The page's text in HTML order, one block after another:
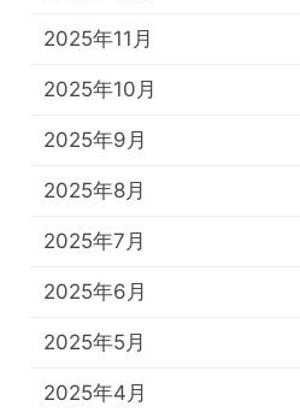
2025年11月
2025年10月
2025年9月
2025年8月
2025年7月
2025年6月
2025年5月
2025年4月